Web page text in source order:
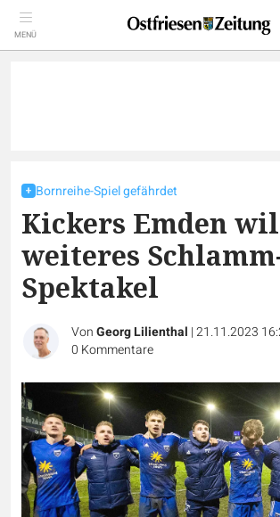
MENÜ
Bornreihe-Spiel gefährdet
Kickers Emden
weiteres
Spektakel
VonGeorg Lilienthal |21.11.2023
0 Kommentare